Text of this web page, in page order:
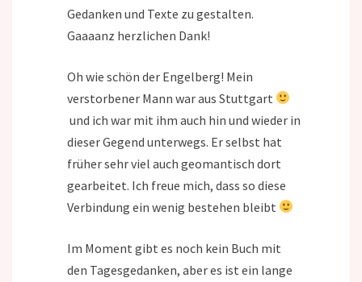
Gedanken und Texte zu gestalten.
Gaaaanz herzlichen Dank!
Oh wie schön der Engelberg! Mein
verstorbener Mann war aus Stuttgart
und ich war mit ihm auch hin und wieder in
dieser Gegend unterwegs. Er selbst hat
früher sehr viel auch geomantisch dort
gearbeitet. Ich freue mich, dass so diese
Verbindung ein wenig bestehen bleibt
Im Moment gibt es noch kein Buch mit
den Tagesgedanken, aber es ist ein lange